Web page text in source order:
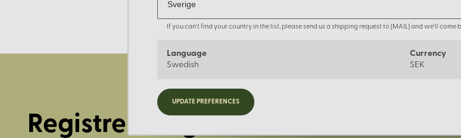
If you can't find your country in the list, please send us a shipping request to [MAIL] and we'll come
Language
Swedish
Currency
SEK
UPDATE PREFERENCES
Registrera dig för